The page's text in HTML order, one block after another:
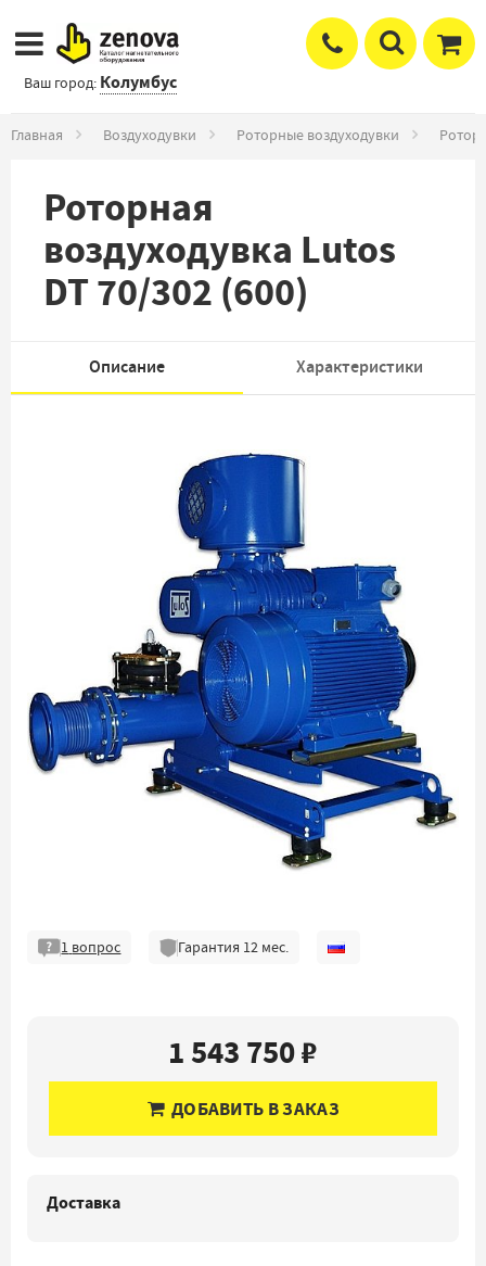
Ваш город: Колумбус
Главная Воздуходувки Роторные воздуходувки
Роторная
воздуходувка Lutos
DT 70/302 (600)
Описание Характеристики
1 вопрос Гарантия 12мес.
1 543 750 ₽
ДОБАВИТЬ В ЗАКАЗ
Доставка